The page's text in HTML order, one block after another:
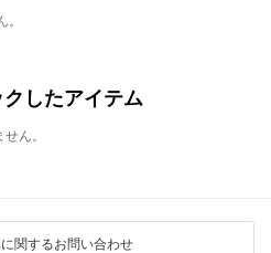
したアイテム
ん。
関するお問い合わせ